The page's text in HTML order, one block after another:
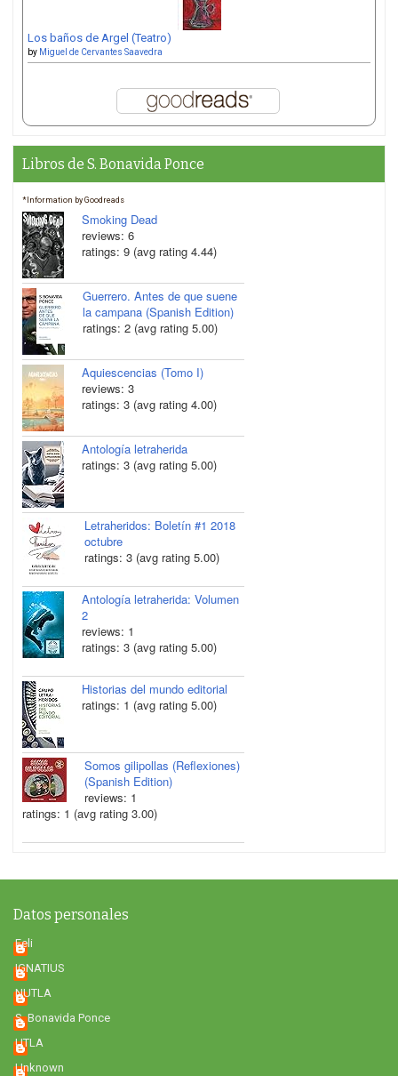
Los baños de Argel (Teatro)
by Miguel de Cervantes Saavedra
Libros de S. Bonavida Ponce
*Information by Goodreads
Smoking Dead
reviews: 6
ratings: 9 (avg rating 4.44)
Guerrero. Antes de que suene
la campana (Spanish Edition)
ratings: 2 (avg rating 5.00)
Aquiescencias (Tomo I)
reviews: 3
ratings: 3 (avg rating 4.00)
Antología letraherida
ratings: 3 (avg rating 5.00)
Letraheridos: Boletín #1 2018
octubre
ratings: 3 (avg rating 5.00)
Antología letraherida: Volumen
2
reviews: 1
ratings: 3 (avg rating 5.00)
Historias del mundo editorial
ratings: 1 (avg rating 5.00)
Somos gilipollas (Reflexiones)
(Spanish Edition)
reviews: 1
ratings: 1 (avg rating 3.00)
Datos personales
Feli
IGNATIUS
NUTLA
S. Bonavida Ponce
UTLA
Unknown